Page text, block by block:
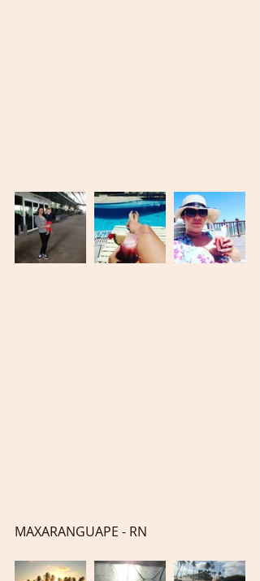
MAXARANGUAPE - RN